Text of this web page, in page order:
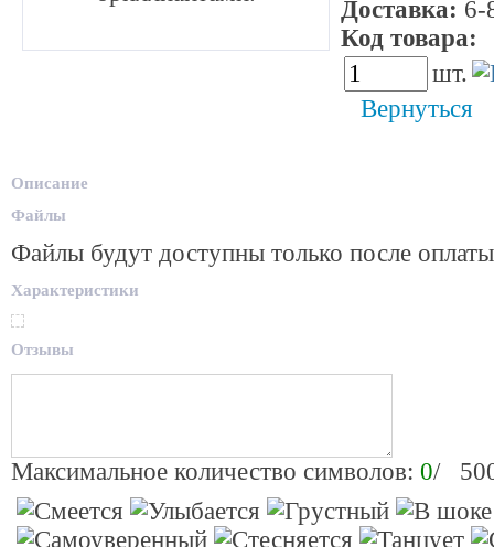
Доставка: 6-
Код товара:
шт.
Вернуться
Описание
Файлы
Файлы будут доступны только после оплаты
Характеристики
Отзывы
Максимальное количество символов: 0/